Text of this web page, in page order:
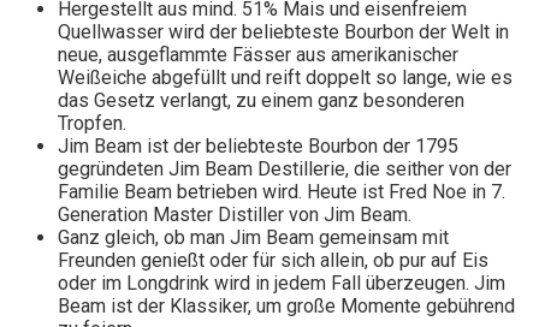
Hergestellt aus mind. 51% Mais und eisenfreiem
Quellwasser wird der beliebteste Bourbon der Welt in
neue, ausgeflammte Fässer aus amerikanischer
Weißeiche abgefüllt und reift doppelt so lange, wie es
das Gesetz verlangt, zu einem ganz besonderen
Tropfen.
Jim Beam ist der beliebteste Bourbon der 1795
gegründeten Jim Beam Destillerie, die seither von der
Familie Beam betrieben wird. Heute ist Fred Noe in 7.
Generation Master Distiller von Jim Beam.
Ganz gleich, ob man Jim Beam gemeinsam mit
Freunden genießt oder für sich allein, ob pur auf Eis
oder im Longdrink wird in jedem Fall überzeugen. Jim
Beam ist der Klassiker, um große Momente gebührend